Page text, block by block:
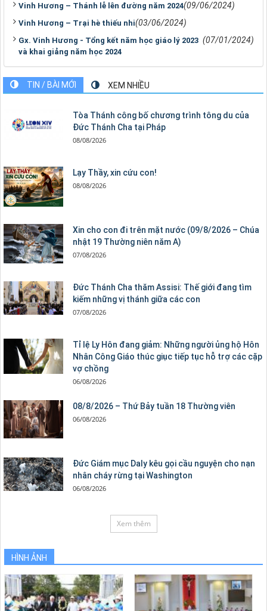
Vinh Hương – Thánh lễ lên đường năm 2024(09/06/2024)
Vinh Hương – Trại hè thiếu nhi(03/06/2024)
Gx. Vinh Hương - Tổng kết năm học giáo lý 2023
và khai giảng năm học 2024
(07/01/2024)
TIN / BÀI MỚI XEM NHIỀU
Tòa Thánh công bố chương trình tông du của
Đức Thánh Cha tại Pháp
08/08/2026
Lạy Thầy, xin cứu con!
08/08/2026
Xin cho con đi trên mặt nước (09/8/2026 – Chúa
nhật 19 Thường niên năm A)
07/08/2026
Đức Thánh Cha thăm Assisi: Thế giới đang tìm
kiếm những vị thánh giữa các con
07/08/2026
Tỉ lệ Ly Hôn đang giảm: Những người ủng hộ Hôn
Nhân Công Giáo thúc giục tiếp tục hỗ trợ các cặp
vợ chồng
06/08/2026
08/8/2026 – Thứ Bảy tuần 18 Thường viên
06/08/2026
Đức Giám mục Daly kêu gọi cầu nguyện cho nạn
nhân cháy rừng tại Washington
06/08/2026
Xem thêm
HÌNH ẢNH